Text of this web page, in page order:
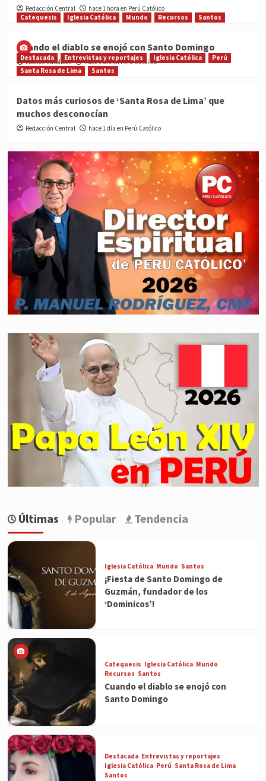
Redacción Central
hace 1 hora en Perú Católico
Catequesis
Iglesia Católica Mundo Recursos Santos
Cuando el diablo se enojó con Santo Domingo
Medios Católicos hace 1 día en Perú Católico
Destacada Entrevistas y reportajes Iglesia Católica
Perú
Santa Rosa de Lima
Santos
Datos más curiosos de ‘Santa Rosa de Lima’ que
muchos desconocían
Redacción Central hace 1 día en Perú Católico
Últimas Popular Tendencia
Iglesia Católica Mundo Santos
¡Fiesta de Santo Domingo de
Guzmán, fundador de los
‘Dominicos’!
Catequesis Iglesia Católica Mundo
Recursos Santos
Cuando el diablo se enojó con
Santo Domingo
Destacada Entrevistas y reportajes
Iglesia Católica Perú Santa Rosa de Lima
Santos